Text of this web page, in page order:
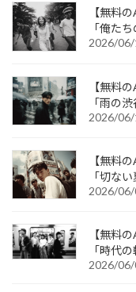
【無料
「俺た
2026/06/
【無料
「雨の
2026/06/
【無料
「切な
2026/06/
【無料
「時代
2026/06/